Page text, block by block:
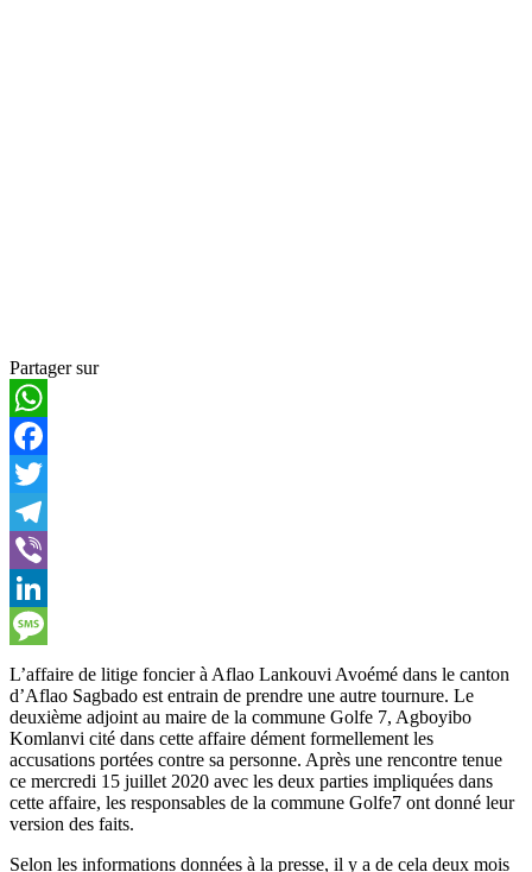
Partager sur
WhatsApp
Facebook
Twitter
Telegram
Viber
LinkedIn
Message
L’affaire de litige foncier à Aflao Lankouvi Avoémé dans le canton
d’Aflao Sagbado est entrain de prendre une autre tournure. Le
deuxième adjoint au maire de la commune Golfe 7, Agboyibo
Komlanvi cité dans cette affaire dément formellement les
accusations portées contre sa personne. Après une rencontre tenue
ce mercredi 15 juillet 2020 avec les deux parties impliquées dans
cette affaire, les responsables de la commune Golfe7 ont donné leur
version des faits.
Selon les informations données à la presse, il y a de cela deux mois